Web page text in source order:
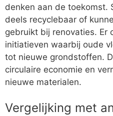
denken aan de toekomst.
deels recyclebaar of
gebruikt bij renovaties. Er
initiatieven waarbij oude
tot nieuwe grondstoffen.
circulaire economie en
nieuwe materialen.
Vergelijking met